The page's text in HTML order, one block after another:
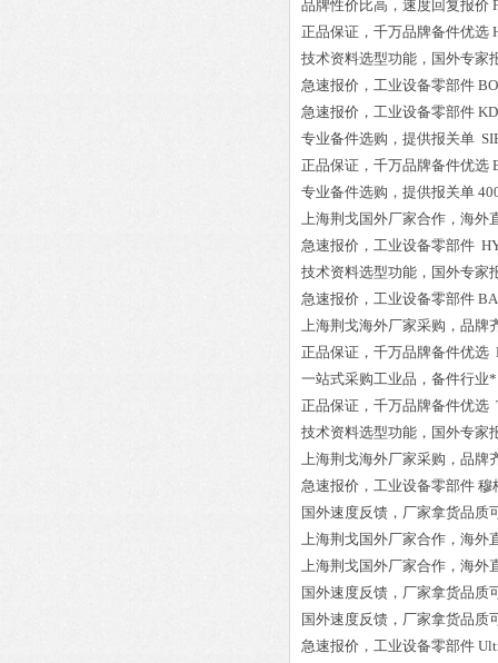
品牌性价比高 ，速度回复报价
正品保证 ，千万品牌备件优选
技术资料选型功能，国外专家
急速报价， 工业设备零部件
急速报价， 工业设备零部件
专业备件选购 ，提供报关单
正品保证 ，千万品牌备件优选
专业备件选购 ，提供报关单
上海荆戈国外厂家合作，海外
急速报价， 工业设备零部件
技术资料选型功能，国外专家
急速报价， 工业设备零部件
上海荆戈海外厂家采购 ，品牌
正品保证 ，千万品牌备件优选
一站式采购工业品 ， 备件行业*
正品保证 ，千万品牌备件优选
技术资料选型功能，国外专家
上海荆戈海外厂家采购 ，品牌
急速报价， 工业设备零部件 穆
国外速度反馈，厂家拿货品质
上海荆戈国外厂家合作，海外
上海荆戈国外厂家合作，海外
国外速度反馈，厂家拿货品质
国外速度反馈，厂家拿货品质
急速报价， 工业设备零部件